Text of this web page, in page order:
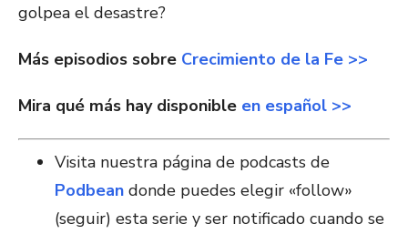
golpea el desastre?
Más episodios sobre Crecimiento de la Fe >>
Mira qué más hay disponible en español >>
Visita nuestra página de podcasts de
Podbean donde puedes elegir «follow»
(seguir) esta serie y ser notificado cuando se